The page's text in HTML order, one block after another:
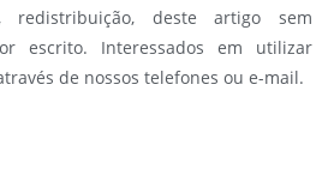
redistribuição, deste artigo sem
escrito. Interessados em utilizar
de nossos telefones ou e-mail.